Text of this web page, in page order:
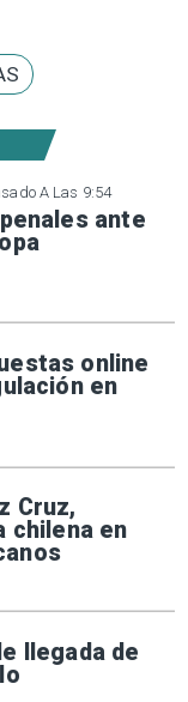
A Las 9:54
ante
online
en
Cruz,
chilena en
llegada de